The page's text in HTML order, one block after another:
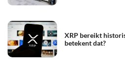
XRP bereikt
betekent dat?